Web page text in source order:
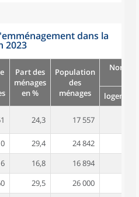
dans la
2023
Part des
ménages
en %
Population
des
ménages
logement
24,3 17 557
29,4 24 842
16,8 16 894
29,5 26 000